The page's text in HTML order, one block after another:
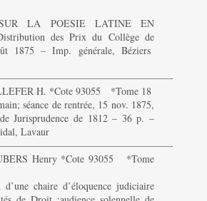
SUR LA POESIE LATINE EN
des Prix du Collège de
1875 – Imp. générale, Béziers
H. *Cote 93055 *Tome 18
séance de rentrée, 15 nov. 1875,
Jurisprudence de 1812 – 36 p. –
Lavaur
Henry *Cote 93055 *Tome
chaire d’éloquence judiciaire